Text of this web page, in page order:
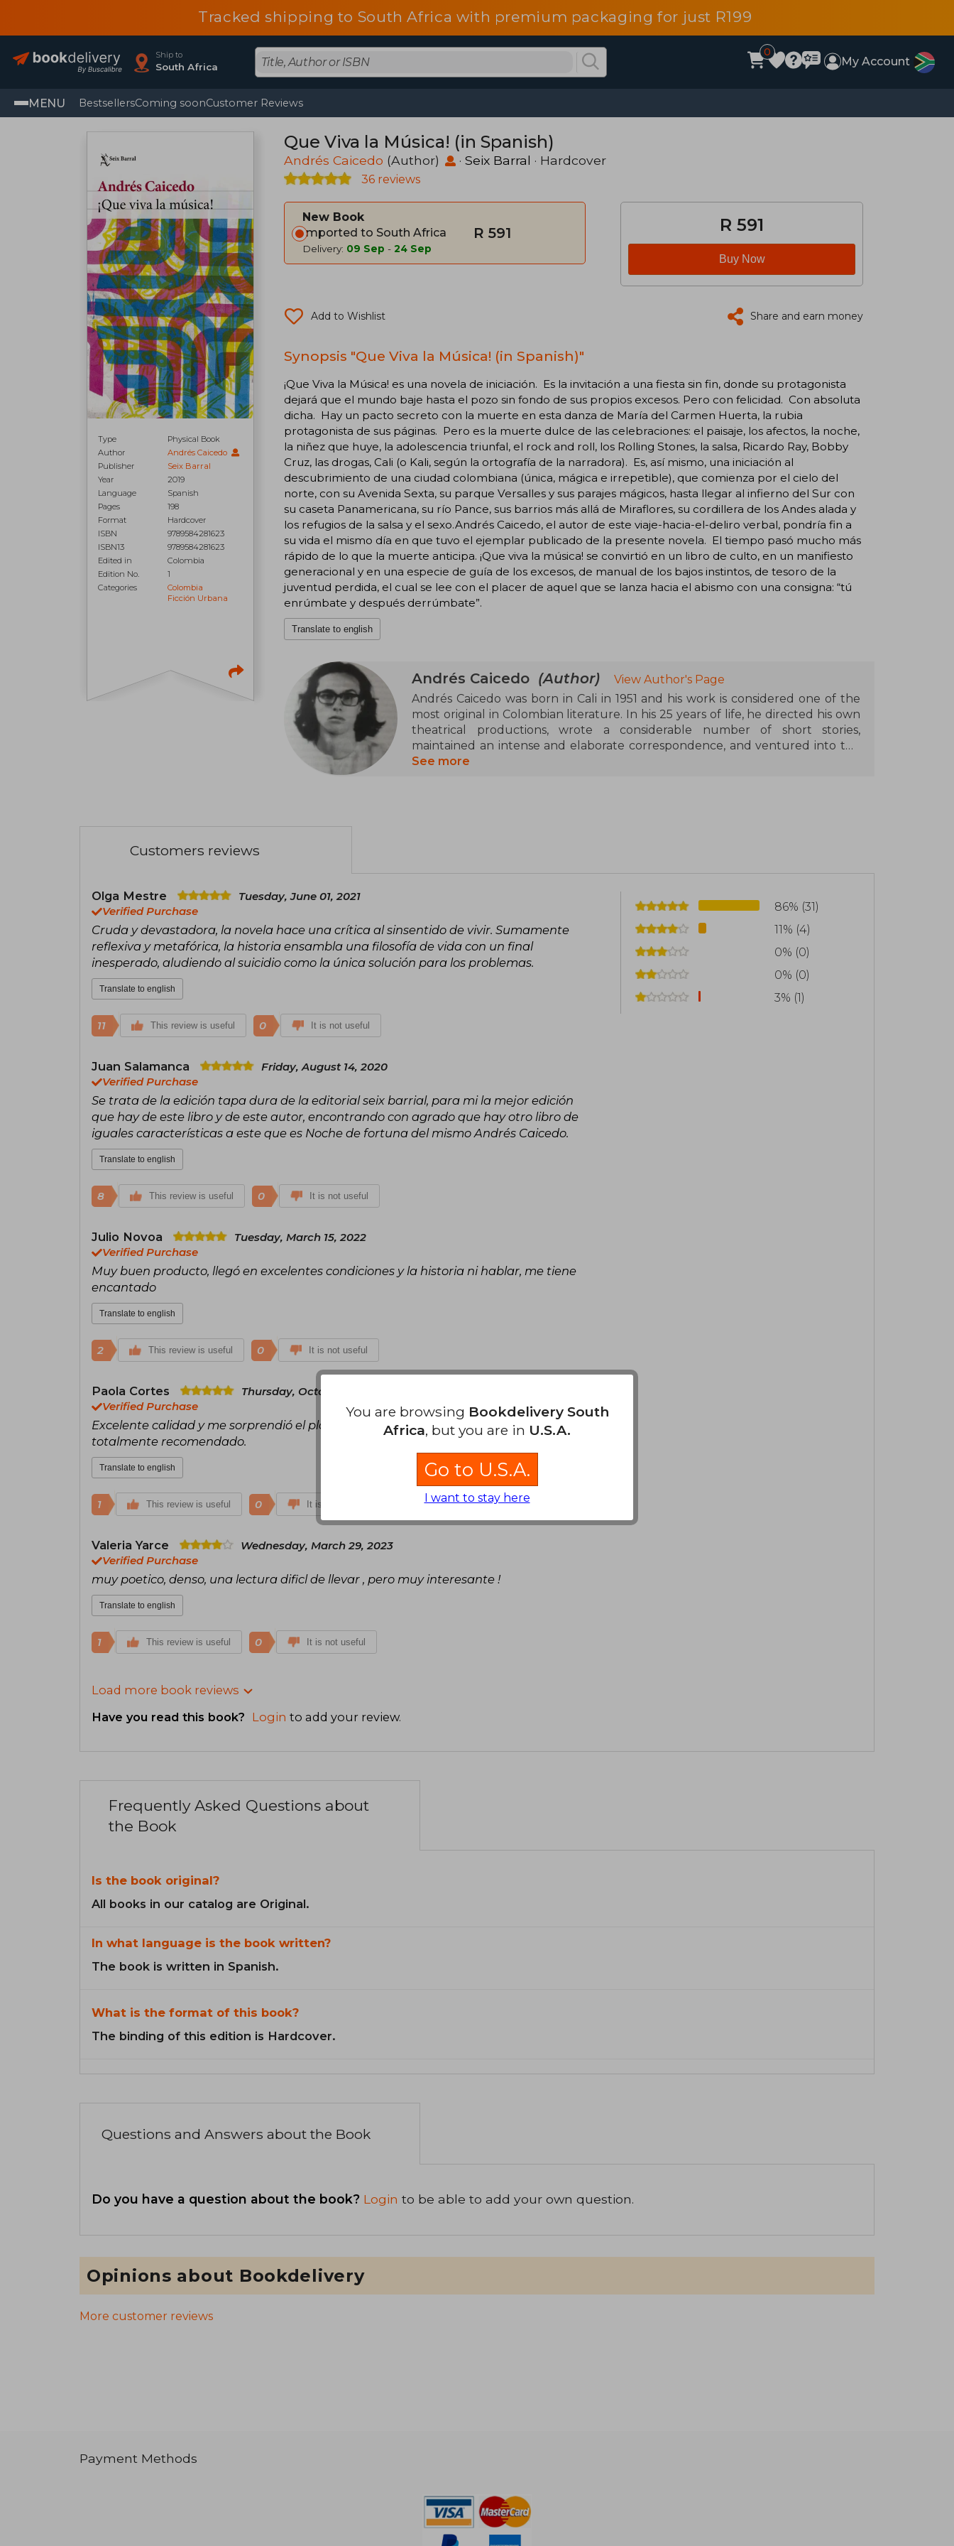
Tracked shipping to South Africa with premium packaging for just R199
Ship to
South Africa
0
My Account
MENU BestsellersComing soonCustomer Reviews
Type
Physical Book
Author
Andrés Caicedo
Publisher
Seix Barral
Year
2019
Language
Spanish
Pages
198
Format
Hardcover
ISBN
9789584281623
ISBN13
9789584281623
Edited in
Colombia
Edition No.
1
Categories
Colombia
Ficción Urbana
Que Viva la Música! (in Spanish)
Andrés Caicedo (Author) · Seix Barral · Hardcover
36 reviews
New Book
Imported to South Africa
Delivery: 09 Sep - 24 Sep
R 591 R 591
Buy Now
Add to Wishlist Share and earn money
Synopsis "Que Viva la Música! (in Spanish)"
¡Que Viva la Música! es una novela de iniciación. Es la invitación a una fiesta sin fin, donde su protagonista
dejará que el mundo baje hasta el pozo sin fondo de sus propios excesos. Pero con felicidad. Con absoluta
dicha. Hay un pacto secreto con la muerte en esta danza de María del Carmen Huerta, la rubia
protagonista de sus páginas. Pero es la muerte dulce de las celebraciones: el paisaje, los afectos, la noche,
la niñez que huye, la adolescencia triunfal, el rock and roll, los Rolling Stones, la salsa, Ricardo Ray, Bobby
Cruz, las drogas, Cali (o Kali, según la ortografía de la narradora). Es, así mismo, una iniciación al
descubrimiento de una ciudad colombiana (única, mágica e irrepetible), que comienza por el cielo del
norte, con su Avenida Sexta, su parque Versalles y sus parajes mágicos, hasta llegar al infierno del Sur con
su caseta Panamericana, su río Pance, sus barrios más allá de Miraflores, su cordillera de los Andes alada y
los refugios de la salsa y el sexo.Andrés Caicedo, el autor de este viaje-hacia-el-deliro verbal, pondría fin a
su vida el mismo día en que tuvo el ejemplar publicado de la presente novela. El tiempo pasó mucho más
rápido de lo que la muerte anticipa. ¡Que viva la música! se convirtió en un libro de culto, en un manifiesto
generacional y en una especie de guía de los excesos, de manual de los bajos instintos, de tesoro de la
juventud perdida, el cual se lee con el placer de aquel que se lanza hacia el abismo con una consigna: “tú
enrúmbate y después derrúmbate”.
Translate to english
Andrés Caicedo (Author)
View Author's Page
Andrés Caicedo was born in Cali in 1951 and his work is considered one of the
most original in Colombian literature. In his 25 years of life, he directed his own
theatrical productions, wrote a considerable number of short stories,
maintained an intense and elaborate correspondence, and ventured into the
world of the novel with relentless passion and urgency. Similarly, cinema was
empantanados o historias para jovencitos and the novel Noche sin fortuna.
See more
Customers reviews
Olga Mestre
Tuesday, June 01, 2021
Verified Purchase
Cruda y devastadora, la novela hace una crítica al sinsentido de vivir. Sumamente
reflexiva y metafórica, la historia ensambla una filosofía de vida con un final
inesperado, aludiendo al suicidio como la única solución para los problemas.
Translate to english
11 This review is useful 0 It is not useful
Juan Salamanca
Friday, August 14, 2020
Verified Purchase
Se trata de la edición tapa dura de la editorial seix barrial, para mi la mejor edición
que hay de este libro y de este autor, encontrando con agrado que hay otro libro de
iguales características a este que es Noche de fortuna del mismo Andrés Caicedo.
Translate to english
8 This review is useful 0 It is not useful
Julio Novoa
Tuesday, March 15, 2022
Verified Purchase
Muy buen producto, llegó en excelentes condiciones y la historia ni hablar, me tiene
encantado
Translate to english
2 This review is useful 0 It is not useful
Paola Cortes
Thursday, October 01, 2020
Verified Purchase
Excelente calidad y me sorprendió el planfeto enorme que viene con el libro,
totalmente recomendado.
Translate to english
1 This review is useful 0 It is not useful
Valeria Yarce
Wednesday, March 29, 2023
Verified Purchase
muy poetico, denso, una lectura dificl de llevar , pero muy interesante !
Translate to english
1 This review is useful 0 It is not useful
Load more book reviews
Have you read this book? Login to add your review.
86% (31)
11% (4)
0% (0)
0% (0)
3% (1)
Frequently Asked Questions about
the Book
Is the book original?
All books in our catalog are Original.
In what language is the book written?
The book is written in Spanish.
What is the format of this book?
The binding of this edition is Hardcover.
Questions and Answers about the Book
Do you have a question about the book? Login to be able to add your own question.
Opinions about Bookdelivery
More customer reviews
Payment Methods
You are browsing Bookdelivery South
Africa, but you are in U.S.A.
Go to U.S.A.
I want to stay here